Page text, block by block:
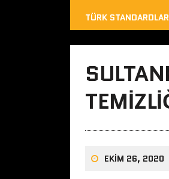
TÜRK
EKIM 26, 2020